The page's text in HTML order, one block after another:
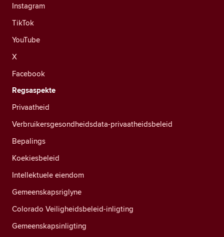
Instagram
TikTok
YouTube
X
Facebook
Regsaspekte
Privaatheid
Verbruikersgesondheidsdata-privaatheidsbeleid
Bepalings
Koekiesbeleid
Intellektuele eiendom
Gemeenskapsriglyne
Colorado Veiligheidsbeleid-inligting
Gemeenskapsinligting